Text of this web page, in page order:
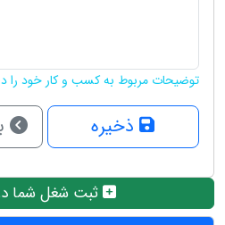
توضیحات مربوط به کسب و کار خود را
ذخیره
ثبت شغل شما